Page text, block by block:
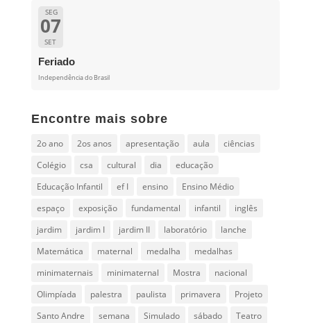
SEG
07
SET
Feriado
Independência do Brasil
Encontre mais sobre
2o ano 2os anos apresentação aula
ciências
Colégio
csa cultural dia
educação
Educação Infantil
ef I ensino
Ensino Médio
espaço
exposição fundamental infantil
inglês
jardim
jardim I jardim II laboratório
lanche
Matemática
maternal medalha
medalhas
minimaternais
minimaternal Mostra
nacional
Olimpíada
palestra paulista primavera
Projeto
Santo Andre
semana Simulado sábado
Teatro